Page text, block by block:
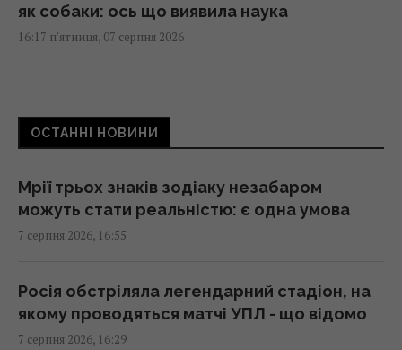
як собаки: ось що виявила наука
16:17 п'ятниця, 07 серпня 2026
матеріалами стали дописи про підтримку
ЗСУ, - ЗМІ
У червні – 30 бомб, у липні – понад 50: в ОВА
заявили про посилення авіаударів по Сумах
Без перегляду прайс-кепів Україні буде
складніше імпортувати електроенергію
ОСТАННІ НОВИНИ
Мрії трьох знаків зодіаку незабаром
можуть стати реальністю: є одна умова
7 серпня 2026, 16:55
Росія обстріляла легендарний стадіон, на
якому проводяться матчі УПЛ - що відомо
7 серпня 2026, 16:29